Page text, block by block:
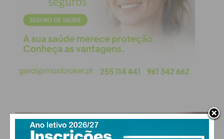
trazer a possibilidade de sensibilizar, capacitar e
qualificar as empresas do setor nos próximos dois
anos (2021/2022) com ações para incorporação dos
princípios e práticas de ecoinovação, ecoeficiência e
produtos existentes e criação de novos produtos
sensibilizar, capacitar e qualificar as empresas para
uma forte presença na economia digital, apostando
PAÇOS DE FERREIRA